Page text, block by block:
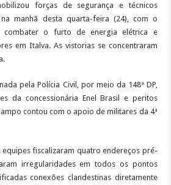
forças de segurança e técnicos
manhã desta quarta-feira (24), com o
combater o furto de energia elétrica e
em Italva. As vistorias se concentraram
pela Polícia Civil, por meio da 148ª DP,
da concessionária Enel Brasil e peritos
contou com o apoio de militares da 4ª
equipes fiscalizaram quatro endereços pré-
irregularidades em todos os pontos
conexões clandestinas diretamente